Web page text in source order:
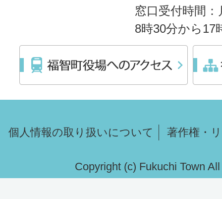
窓口受付時間
8時30分から17
個人情報の取り扱いについて 著作権・
Copyright (c) Fukuchi Town